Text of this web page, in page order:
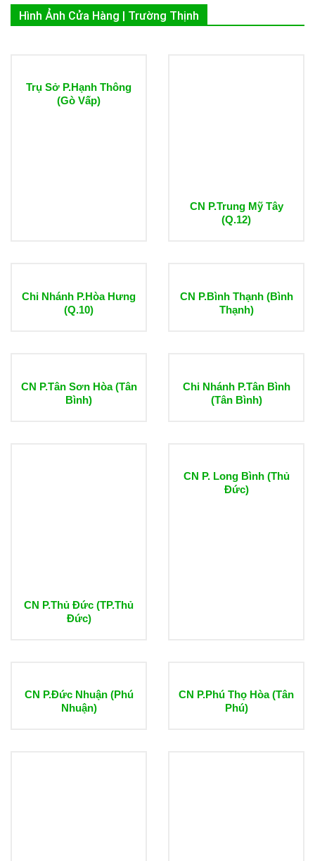
Hình Ảnh Cửa Hàng | Trường Thịnh
Trụ Sở P.Hạnh Thông
(Gò Vấp)
CN P.Trung Mỹ Tây
(Q.12)
Chi Nhánh P.Hòa Hưng
(Q.10)
CN P.Bình Thạnh (Bình
Thạnh)
CN P.Tân Sơn Hòa (Tân
Bình)
Chi Nhánh P.Tân Bình
(Tân Bình)
CN P.Thủ Đức (TP.Thủ
Đức)
CN P. Long Bình (Thủ
Đức)
CN P.Đức Nhuận (Phú
Nhuận)
CN P.Phú Thọ Hòa (Tân
Phú)